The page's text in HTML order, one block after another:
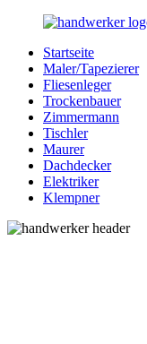
Zurück
Inhalt
Bessere-
Handwerker.de
Handwerker
Ihrer
Nähe
Startseite
Maler/Tapezierer
Fliesenleger
Trockenbauer
Zimmermann
Tischler
Maurer
Dachdecker
Elektriker
Klempner